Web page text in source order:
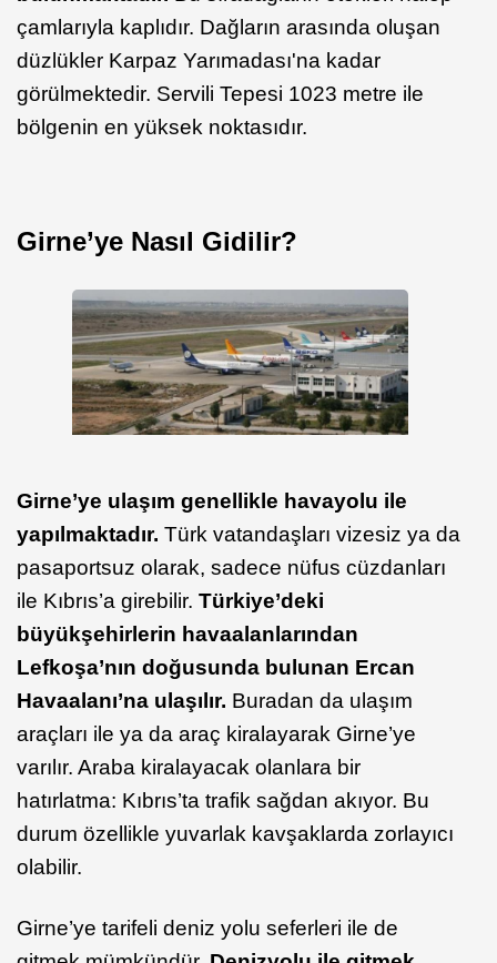
çamlarıyla kaplıdır. Dağların arasında oluşan
düzlükler Karpaz Yarımadası'na kadar
görülmektedir. Servili Tepesi 1023 metre ile
bölgenin en yüksek noktasıdır.
Girne’ye Nasıl Gidilir?
Girne’ye ulaşım genellikle havayolu ile
yapılmaktadır. Türk vatandaşları vizesiz ya da
pasaportsuz olarak, sadece nüfus cüzdanları
ile Kıbrıs’a girebilir. Türkiye’deki
büyükşehirlerin havaalanlarından
Lefkoşa’nın doğusunda bulunan Ercan
Havaalanı’na ulaşılır. Buradan da ulaşım
araçları ile ya da araç kiralayarak Girne’ye
varılır. Araba kiralayacak olanlara bir
hatırlatma: Kıbrıs’ta trafik sağdan akıyor. Bu
durum özellikle yuvarlak kavşaklarda zorlayıcı
olabilir.
Girne’ye tarifeli deniz yolu seferleri ile de